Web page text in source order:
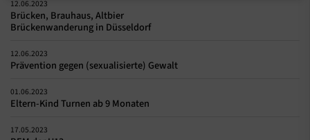
12.06.2023
Brücken, Brauhaus, Altbier
Brückenwanderung in Düsseldorf
12.06.2023
Prävention gegen (sexualisierte) Gewalt
01.06.2023
Eltern-Kind Turnen ab 9 Monaten
17.05.2023